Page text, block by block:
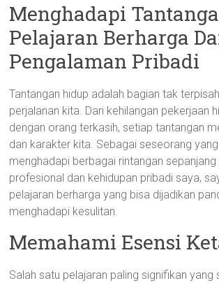
Menghadapi
Pelajaran Berharga
Pengalaman Pribadi
Tantangan hidup adalah bagian tak
perjalanan kita. Dari kehilangan pekerjaan
dengan orang terkasih, setiap tantangan
dan karakter kita. Sebagai seseorang
menghadapi berbagai rintangan sepanjang
profesional dan kehidupan pribadi saya,
pelajaran berharga yang bisa dijadikan
menghadapi kesulitan.
Memahami Esensi
Salah satu pelajaran paling signifikan yang